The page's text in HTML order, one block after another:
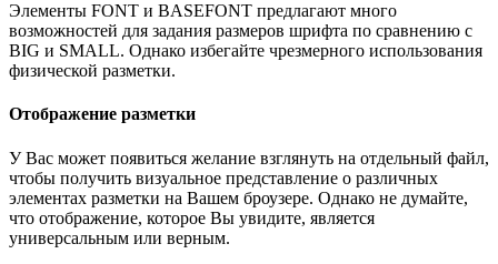
Элементы FONT и BASEFONT предлагают много
возможностей для задания размеров шрифта по сравнению с
BIG и SMALL. Однако избегайте чрезмерного использования
физической разметки.
Отображение разметки
У Вас может появиться желание взглянуть на отдельный файл,
чтобы получить визуальное представление о различных
элементах разметки на Вашем броузере. Однако не думайте,
что отображение, которое Вы увидите, является
универсальным или верным.